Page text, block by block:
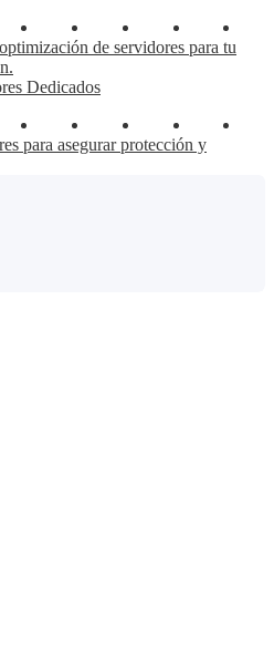
de servidores para tu
Dedicados
para asegurar protección y